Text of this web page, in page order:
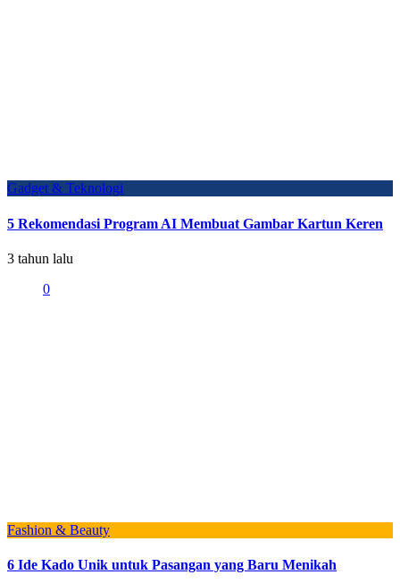
Gadget & Teknologi
5 Rekomendasi Program AI Membuat Gambar Kartun Keren
3 tahun lalu
0
Fashion & Beauty
6 Ide Kado Unik untuk Pasangan yang Baru Menikah